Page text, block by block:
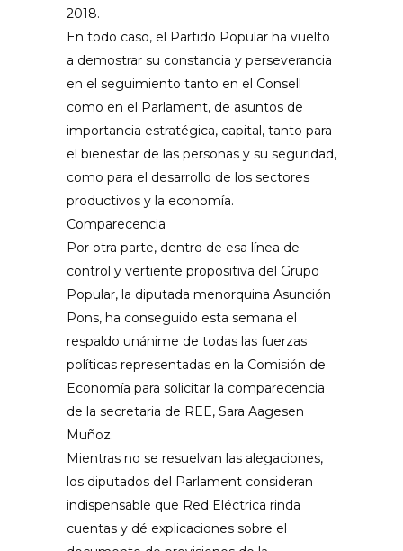
2018.
En todo caso, el Partido Popular ha vuelto
a demostrar su constancia y perseverancia
en el seguimiento tanto en el Consell
como en el Parlament, de asuntos de
importancia estratégica, capital, tanto para
el bienestar de las personas y su seguridad,
como para el desarrollo de los sectores
productivos y la economía.
Comparecencia
Por otra parte, dentro de esa línea de
control y vertiente propositiva del Grupo
Popular, la diputada menorquina Asunción
Pons, ha conseguido esta semana el
respaldo unánime de todas las fuerzas
políticas representadas en la Comisión de
Economía para solicitar la comparecencia
de la secretaria de REE, Sara Aagesen
Muñoz.
Mientras no se resuelvan las alegaciones,
los diputados del Parlament consideran
indispensable que Red Eléctrica rinda
cuentas y dé explicaciones sobre el